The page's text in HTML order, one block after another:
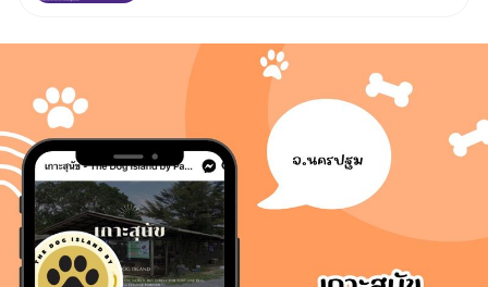
แม่น้ำโขง